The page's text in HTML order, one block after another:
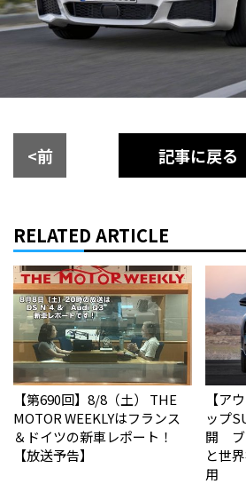
<前 記事に戻る
RELATED ARTICLE
【第690回】8/8（土） THE
MOTOR WEEKLYはフランス
＆ドイツの新車レポート！
【放送予告】
【ア
ップ
開 ブ
と世
用